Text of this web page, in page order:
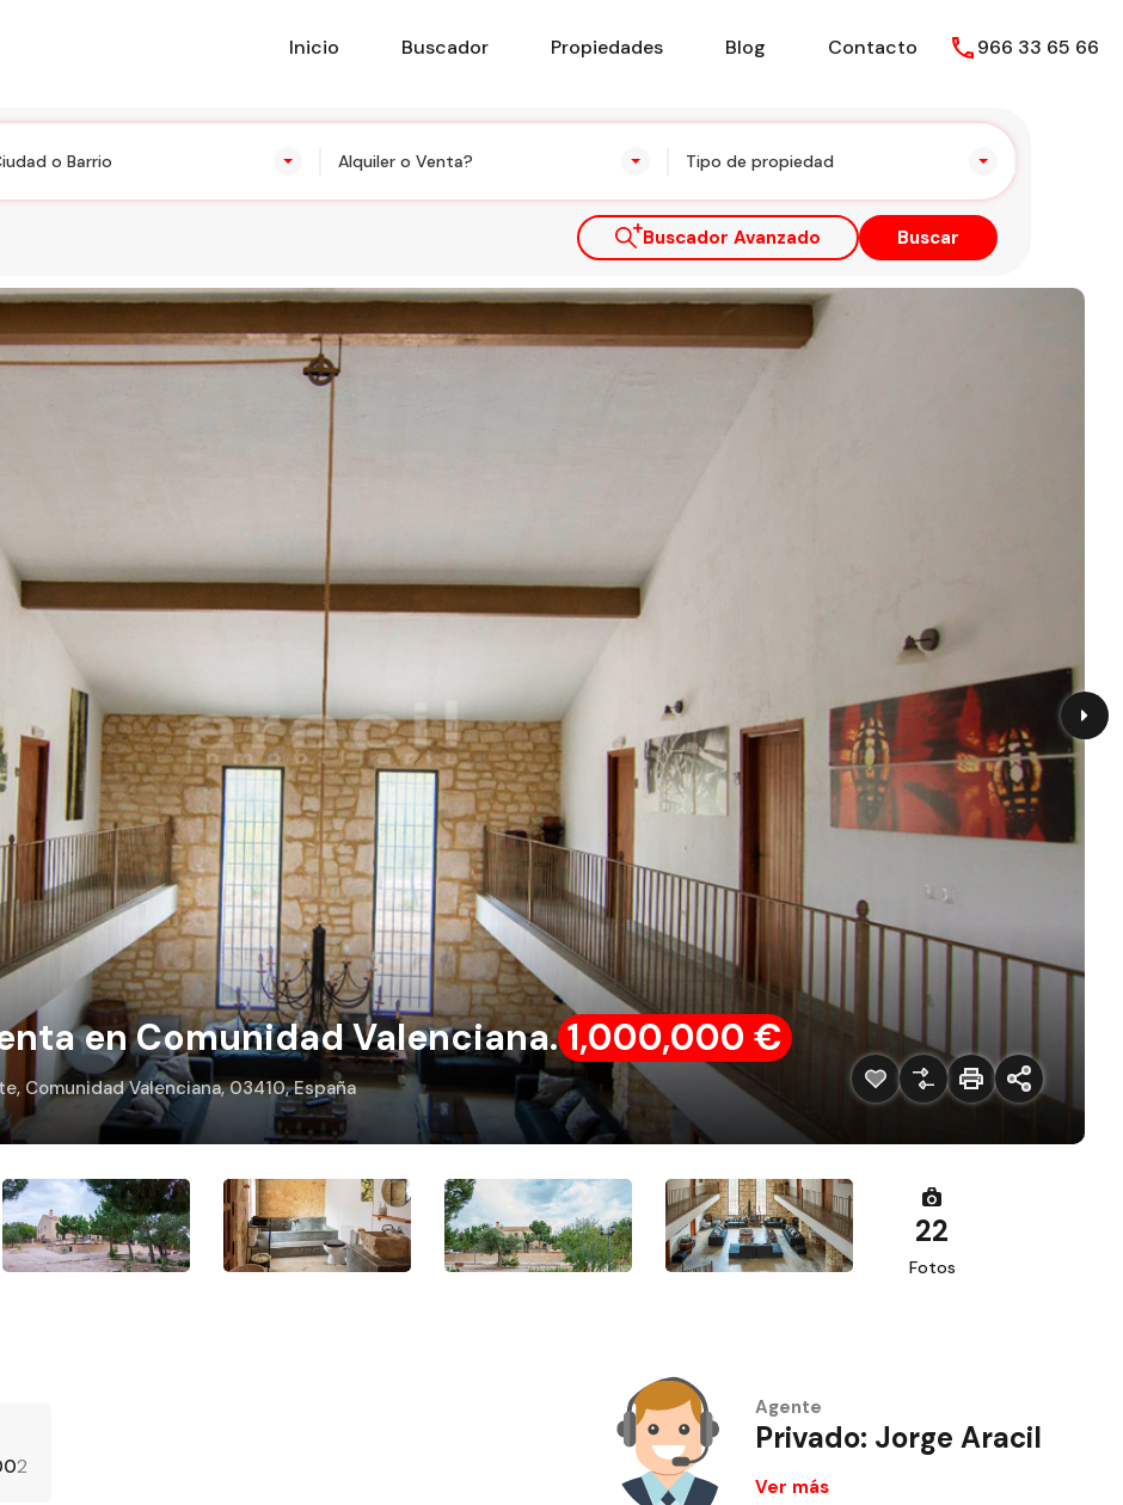
Inicio Buscador Propiedades Blog Contacto 966 33 65 66
o Barrio Alquiler o Venta? Tipo de propiedad
Buscador Avanzado Buscar
en Comunidad Valenciana. 1,000,000 €
Comunidad Valenciana, 03410, España
22
Fotos
2
Agente
Privado: Jorge Aracil
Ver más